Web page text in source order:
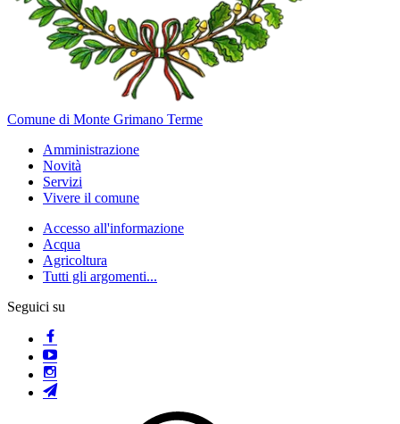
Comune di Monte Grimano Terme
Amministrazione
Novità
Servizi
Vivere il comune
Accesso all'informazione
Acqua
Agricoltura
Tutti gli argomenti...
Seguici su